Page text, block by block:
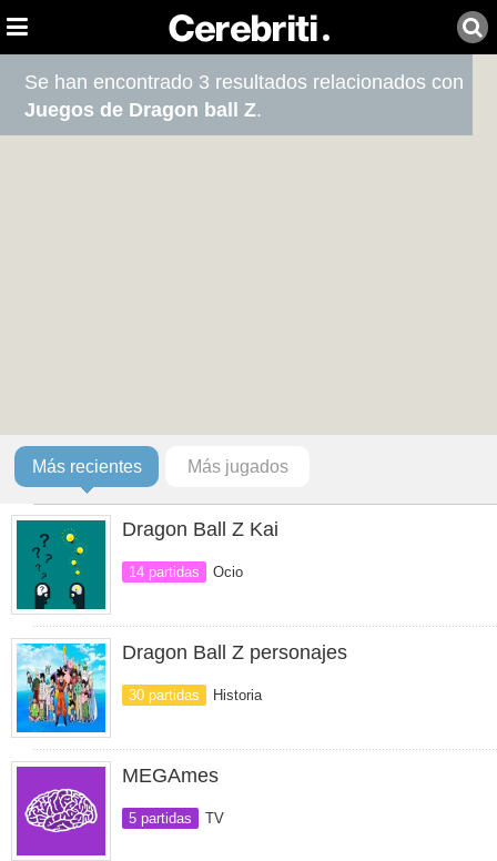
Se han encontrado 3 resultados relacionados con
Juegos de Dragon ball Z.
Más recientes Más jugados
Dragon Ball Z Kai
14 partidas Ocio
Dragon Ball Z personajes
30 partidas Historia
MEGAmes
5 partidas TV